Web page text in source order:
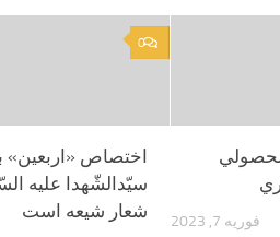
0
اختصاص «اربعین»
سیّدالشّهدا علیه
شعار شیعه است
فوریه 7, 2023